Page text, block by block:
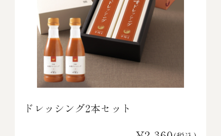
ドレッシング2本セット